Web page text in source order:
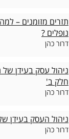
תזרים מזומנים –
נופלים ?
דרור כהן
ניהול עסק בעידן של
חלק ב'
דרור כהן
ניהול העסק בעידן
דרור כהן